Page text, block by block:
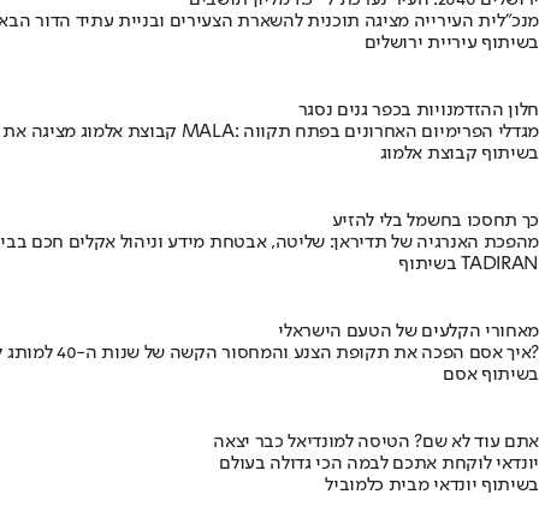
מנכ"לית העירייה מציגה תוכנית להשארת הצעירים ובניית עתיד הדור
בשיתוף עיריית ירושלים
חלון ההזדמנויות בכפר גנים נסגר
קבוצת אלמוג מציגה את פרויקט MALA: מגדלי הפרימיום האחרונים בפתח תקווה
בשיתוף קבוצת אלמוג
כך תחסכו בחשמל בלי להזיע
מהפכת האנרגיה של תדיראן: שליטה, אבטחת מידע וניהול אקלים חכם
בשיתוף TADIRAN
מאחורי הקלעים של הטעם הישראלי
איך אסם הפכה את תקופת הצנע והמחסור הקשה של שנות ה-40 למותג לאומי?
בשיתוף אסם
אתם עוד לא שם? הטיסה למונדיאל כבר יצאה
יונדאי לוקחת אתכם לבמה הכי גדולה בעולם
בשיתוף יונדאי מבית כלמוביל